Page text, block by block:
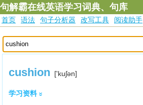
句解霸在线英语学习词典、句库
首页 语法 句子分析器 改写工具 阅读助手
cushion ['kuʃәn]
学习资料